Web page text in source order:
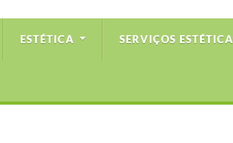
ESTÉTICA SERVIÇOS ESTÉTICA